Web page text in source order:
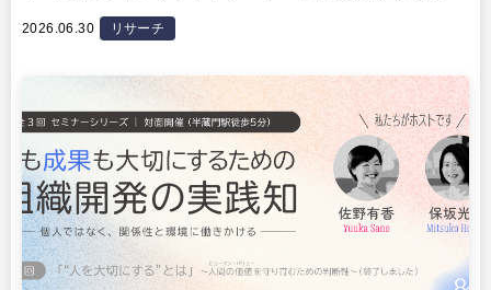
2026.06.30 リサーチ